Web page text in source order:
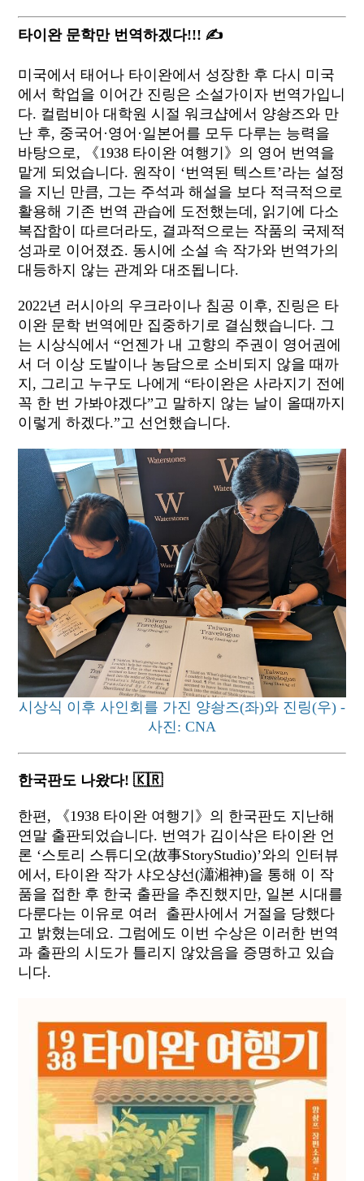
타이완 문학만 번역하겠다!!! ✍
미국에서 태어나 타이완에서 성장한 후 다시 미국
에서 학업을 이어간 진링은 소설가이자 번역가입니
다. 컬럼비아 대학원 시절 워크샵에서 양솽즈와 만
난 후, 중국어·영어·일본어를 모두 다루는 능력을
바탕으로, 《1938 타이완 여행기》의 영어 번역을
맡게 되었습니다. 원작이 ‘번역된 텍스트’라는 설정
을 지닌 만큼, 그는 주석과 해설을 보다 적극적으로
활용해 기존 번역 관습에 도전했는데, 읽기에 다소
복잡함이 따르더라도, 결과적으로는 작품의 국제적
성과로 이어졌죠. 동시에 소설 속 작가와 번역가의
대등하지 않는 관계와 대조됩니다.
2022년 러시아의 우크라이나 침공 이후, 진링은 타
이완 문학 번역에만 집중하기로 결심했습니다. 그
는 시상식에서 “언젠가 내 고향의 주권이 영어권에
서 더 이상 도발이나 농담으로 소비되지 않을 때까
지, 그리고 누구도 나에게 “타이완은 사라지기 전에
꼭 한 번 가봐야겠다”고 말하지 않는 날이 올때까지
이렇게 하겠다.”고 선언했습니다.
시상식 이후 사인회를 가진 양솽즈(좌)와 진링(우) -
사진: CNA
한국판도 나왔다! 🇰🇷
한편, 《1938 타이완 여행기》의 한국판도 지난해
연말 출판되었습니다. 번역가 김이삭은 타이완 언
론 ‘스토리 스튜디오(故事StoryStudio)’와의 인터뷰
에서, 타이완 작가 샤오샹선(瀟湘神)을 통해 이 작
품을 접한 후 한국 출판을 추진했지만, 일본 시대를
다룬다는 이유로 여러 출판사에서 거절을 당했다
고 밝혔는데요. 그럼에도 이번 수상은 이러한 번역
과 출판의 시도가 틀리지 않았음을 증명하고 있습
니다.